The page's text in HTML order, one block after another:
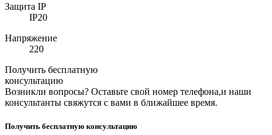
Защита IP
IP20
Напряжение
220
Получить бесплатную
консультацию
Возникли вопросы? Оставьте свой номер телефона,и наши
консультанты свяжутся с вами в ближайшее время.
Получить бесплатную консультацию